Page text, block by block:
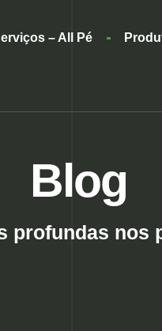
– All Pé
Blog
profundas nos